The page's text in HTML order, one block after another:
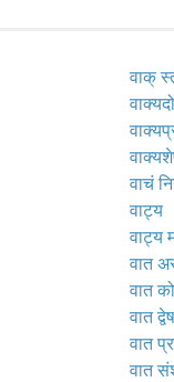
वाक्
वाचं
वाट्य
वाट्य
वात
वात
वात
वात
वात